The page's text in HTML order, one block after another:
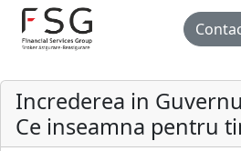
Increderea in
Ce inseamna pentru